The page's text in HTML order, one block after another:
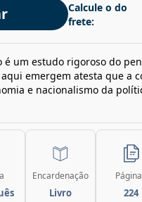
Calcule o do
frete:
é um estudo rigoroso do
emergem atesta que a
e nacionalismo da
Encardenação
Livro
224